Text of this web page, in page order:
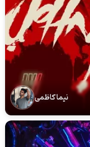
نیما کاظمی